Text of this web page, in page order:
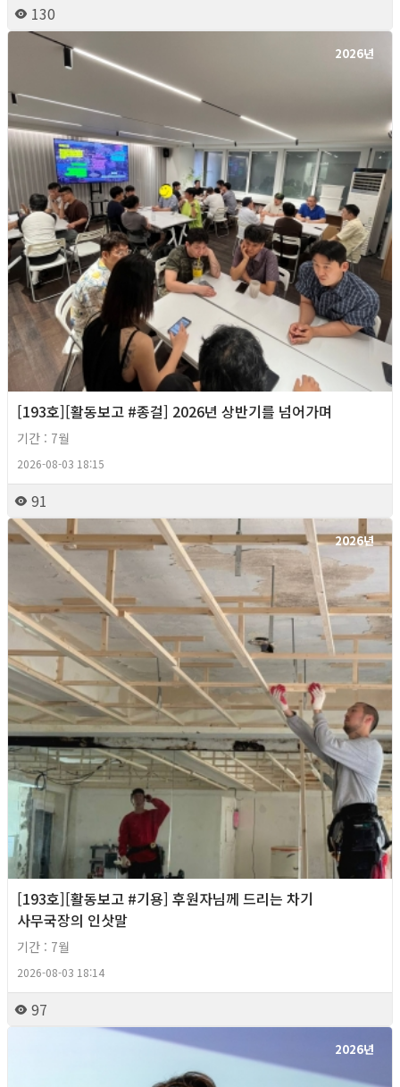
130
2026년
[193호][활동보고 #종걸] 2026년 상반기를 넘어가며
기간 : 7월
2026-08-03 18:15
91
2026년
[193호][활동보고 #기용] 후원자님께 드리는 차기
사무국장의 인삿말
기간 : 7월
2026-08-03 18:14
97
2026년